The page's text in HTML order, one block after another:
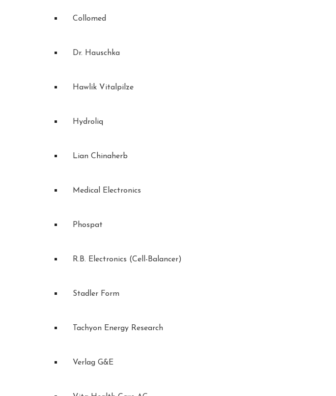
Collomed
Dr. Hauschka
Hawlik Vitalpilze
Hydroliq
Lian Chinaherb
Medical Electronics
Phospat
R.B. Electronics (Cell-Balancer)
Stadler Form
Tachyon Energy Research
Verlag G&E